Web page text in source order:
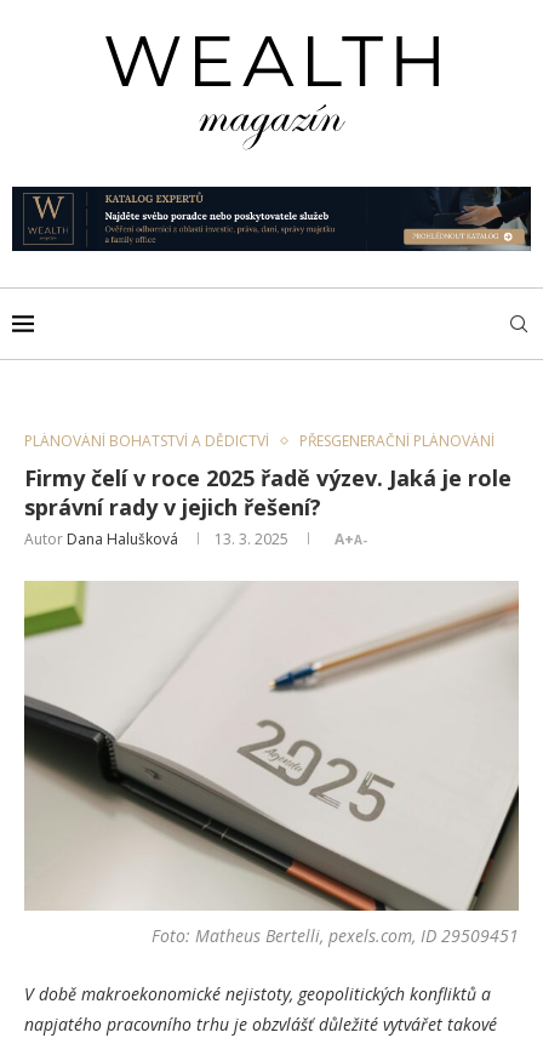
PLÁNOVÁNÍ BOHATSTVÍ A DĚDICTVÍ PŘESGENERAČNÍ PLÁNOVÁNÍ
Firmy čelí v roce 2025 řadě výzev. Jaká je role
správní rady v jejich řešení?
Autor Dana Halušková 13. 3. 2025 A+A-
Foto: Matheus Bertelli, pexels.com, ID 29509451
V době makroekonomické nejistoty, geopolitických konfliktů a
napjatého pracovního trhu je obzvlášť důležité vytvářet takové